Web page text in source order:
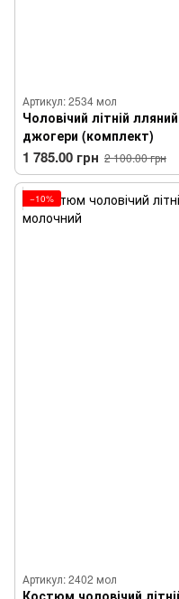
Артикул: 2534 мол
Чоловічий літній
джогери (комплект)
1 785.00 грн 2 100.00 грн
−10%
Артикул: 2402 мол
Костюм чоловічий